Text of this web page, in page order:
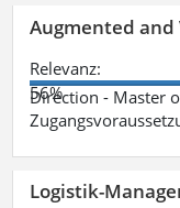
Augmented and
Relevanz:
56%
Direction - Master
Logistik-